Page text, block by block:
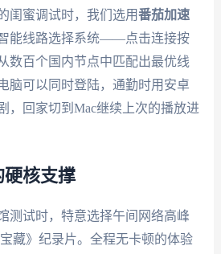
闺蜜调试时，我们选用番茄加速
能线路选择系统——点击连接按
数百个国内节点中匹配出最优线
脑可以同时登陆，通勤时用安卓
，回家切到Mac继续上次的播放进
硬核支撑
测试时，特意选择午间网络高峰
藏》纪录片。全程无卡顿的体验